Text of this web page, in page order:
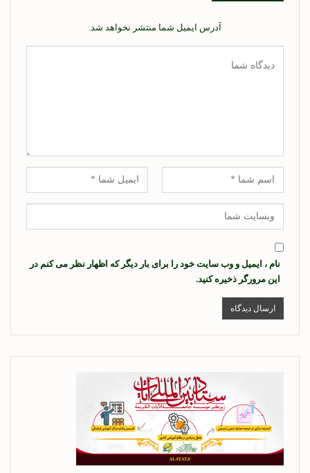
آدرس ایمیل شما منتشر نخواهد شد.
نام ، ایمیل و وب سایت خود را برای بار دیگر که اظهار نظر می کنم در
این مرورگر ذخیره کنید.